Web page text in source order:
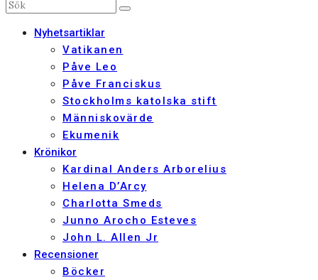
Nyhetsartiklar
Vatikanen
Påve Leo
Påve Franciskus
Stockholms katolska stift
Människovärde
Ekumenik
Krönikor
Kardinal Anders Arborelius
Helena D’Arcy
Charlotta Smeds
Junno Arocho Esteves
John L. Allen Jr
Recensioner
Böcker